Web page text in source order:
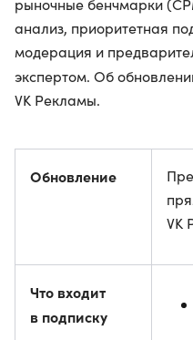
рыночные бенчмарки
анализ, приоритетная
модерация и
экспертом. Об
VK Рекламы.
Обновление
VK
Что входит
в подписку